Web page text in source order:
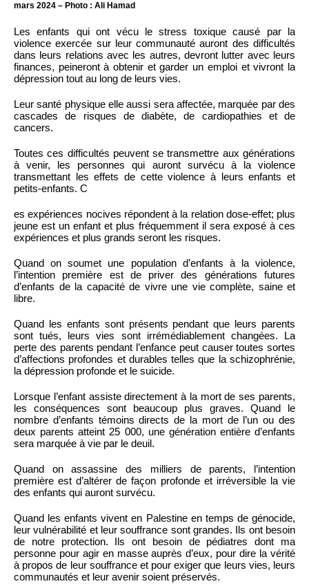
mars 2024 – Photo : Ali Hamad
Les enfants qui ont vécu le stress toxique causé par la
violence exercée sur leur communauté auront des difficultés
dans leurs relations avec les autres, devront lutter avec leurs
finances, peineront à obtenir et garder un emploi et vivront la
dépression tout au long de leurs vies.
Leur santé physique elle aussi sera affectée, marquée par des
cascades de risques de diabète, de cardiopathies et de
cancers.
Toutes ces difficultés peuvent se transmettre aux générations
à venir, les personnes qui auront survécu à la violence
transmettant les effets de cette violence à leurs enfants et
petits-enfants. C
es expériences nocives répondent à la relation dose-effet; plus
jeune est un enfant et plus fréquemment il sera exposé à ces
expériences et plus grands seront les risques.
Quand on soumet une population d’enfants à la violence,
l’intention première est de priver des générations futures
d’enfants de la capacité de vivre une vie complète, saine et
libre.
Quand les enfants sont présents pendant que leurs parents
sont tués, leurs vies sont irrémédiablement changées. La
perte des parents pendant l’enfance peut causer toutes sortes
d’affections profondes et durables telles que la schizophrénie,
la dépression profonde et le suicide.
Lorsque l’enfant assiste directement à la mort de ses parents,
les conséquences sont beaucoup plus graves. Quand le
nombre d’enfants témoins directs de la mort de l’un ou des
deux parents atteint 25 000, une génération entière d’enfants
sera marquée à vie par le deuil.
Quand on assassine des milliers de parents, l’intention
première est d’altérer de façon profonde et irréversible la vie
des enfants qui auront survécu.
Quand les enfants vivent en Palestine en temps de génocide,
leur vulnérabilité et leur souffrance sont grandes. Ils ont besoin
de notre protection. Ils ont besoin de pédiatres dont ma
personne pour agir en masse auprès d’eux, pour dire la vérité
à propos de leur souffrance et pour exiger que leurs vies, leurs
communautés et leur avenir soient préservés.